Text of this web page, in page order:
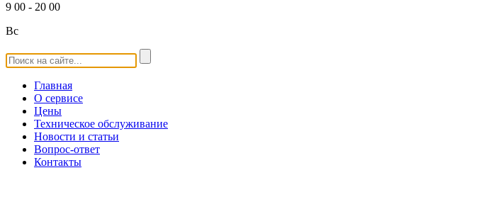
9 00 - 20 00
Вс
Главная
О сервисе
Цены
Техническое обслуживание
Новости и статьи
Вопрос-ответ
Контакты